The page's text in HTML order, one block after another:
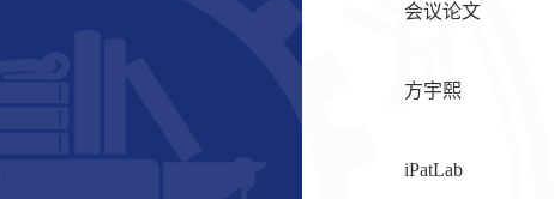
会议论文
方宇熙
iPatLab